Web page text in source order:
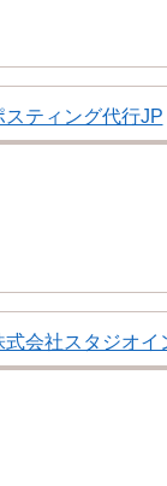
スティング代行JP
式会社スタジオイ